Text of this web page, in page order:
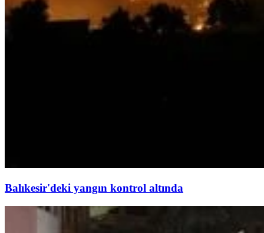
Balıkesir'deki yangın kontrol altında